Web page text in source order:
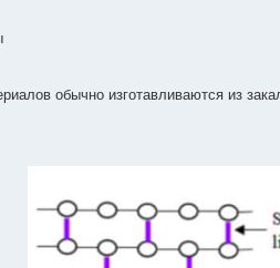
обычно изготавливаются из